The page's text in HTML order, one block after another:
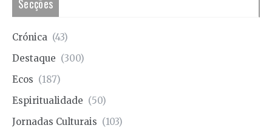
Secções
Crónica (43)
Destaque (300)
Ecos (187)
Espiritualidade (50)
Jornadas Culturais (103)